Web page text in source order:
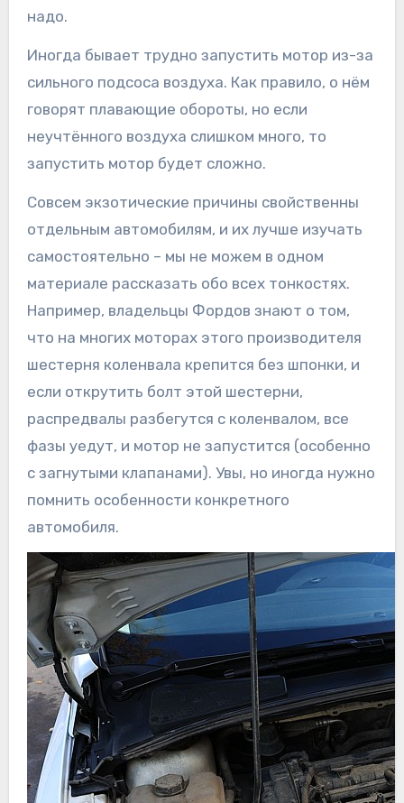
надо.
Иногда бывает трудно запустить мотор из-за
сильного подсоса воздуха. Как правило, о нём
говорят плавающие обороты, но если
неучтённого воздуха слишком много, то
запустить мотор будет сложно.
Совсем экзотические причины свойственны
отдельным автомобилям, и их лучше изучать
самостоятельно – мы не можем в одном
материале рассказать обо всех тонкостях.
Например, владельцы Фордов знают о том,
что на многих моторах этого производителя
шестерня коленвала крепится без шпонки, и
если открутить болт этой шестерни,
распредвалы разбегутся с коленвалом, все
фазы уедут, и мотор не запустится (особенно
с загнутыми клапанами). Увы, но иногда нужно
помнить особенности конкретного
автомобиля.